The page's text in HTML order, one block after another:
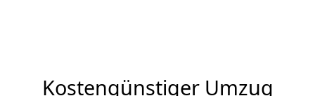
Kostengünstiger Umzug